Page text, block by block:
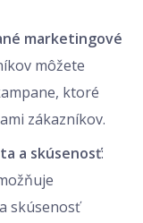
marketingové
môžete
ktoré
zákazníkov.
a skúsenosť:
skúsenosť